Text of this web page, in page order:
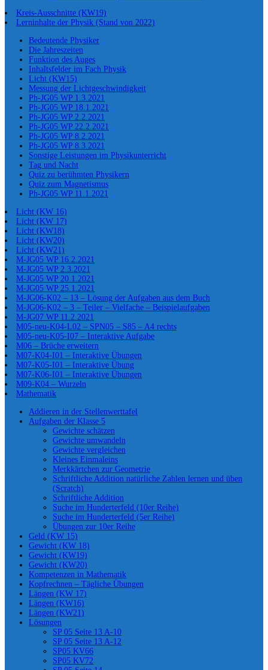
Kreis-Ausschnitte (KW19)
Lerninhalte der Physik (Stand von 2022)
Bedeutende Physiker
Die Jahreszeiten
Funktion des Auges
Inhaltsfelder im Fach Physik
Licht (KW15)
Messung der Lichtgeschwindigkeit
Ph-JG05 WP 1.3.2021
Ph-JG05 WP 18.1.2021
Ph-JG05 WP 2.2.2021
Ph-JG05 WP 22.2.2021
Ph-JG05 WP 8.2.2021
Ph-JG05 WP 8.3.2021
Sonstige Leistungen im Physikunterricht
Tag und Nacht
Quiz zu berühmten Physikern
Quiz zum Magnetismus
Ph-JG05 WP 11.1.2021
Licht (KW 16)
Licht (KW 17)
Licht (KW18)
Licht (KW20)
Licht (KW21)
M-JG05 WP 16.2.2021
M-JG05 WP 2.3.2021
M-JG05 WP 20.1.2021
M-JG05 WP 25.1.2021
M-JG06-K02 – 13 – Lösung der Aufgaben aus dem Buch
M-JG06-K02 – 3 – Teiler – Vielfache – Beispielaufgaben
M-JG07 WP 11.2.2021
M05-neu-K04-L02 – SPN05 – S85 – A4 rechts
M05-neu-K05-I07 – Interaktive Aufgabe
M06 – Brüche erweitern
M07-K04-I01 – Interaktive Übungen
M07-K05-I01 – Interaktive Übung
M07-K06-I01 – Interaktive Übungen
M09-K04 – Wurzeln
Mathematik
Addieren in der Stellenwerttafel
Aufgaben der Klasse 5
Gewichte schätzen
Gewichte umwandeln
Gewichte vergleichen
Kleines Einmaleins
Merkkärtchen zur Geometrie
Schriftliche Addition natürliche Zahlen lernen und üben
(Scratch)
Schriftliche Addition
Suche im Hunderterfeld (10er Reihe)
Suche im Hunderterfeld (5er Reihe)
Übungen zur 10er Reihe
Geld (KW 15)
Gewicht (KW 18)
Gewicht (KW19)
Gewicht (KW20)
Kompetenzen in Mathematik
Kopfrechnen – Tägliche Übungen
Längen (KW 17)
Längen (KW16)
Längen (KW21)
Lösungen
SP 05 Seite 13 A-10
SP 05 Seite 13 A-12
SP05 KV66
SP05 KV72